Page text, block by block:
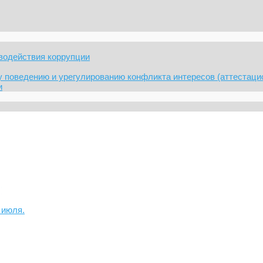
коррупции
и урегулированию конфликта интересов
июля.